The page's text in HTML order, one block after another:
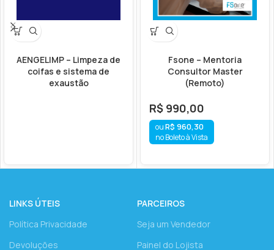
AENGELIMP – Limpeza de
coifas e sistema de
exaustão
Fsone – Mentoria
Consultor Master
(Remoto)
R$ 990,00
R$ 960,30
no Boleto à Vista
LINKS ÚTEIS
Política Privacidade
Devoluções
PARCEIROS
Seja um Vendedor
Painel do Lojista